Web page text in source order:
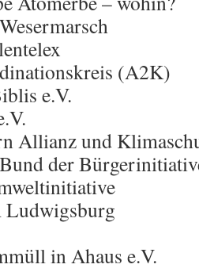
(A2K)
e.V.
Allianz und
der
in Ahaus e.V.